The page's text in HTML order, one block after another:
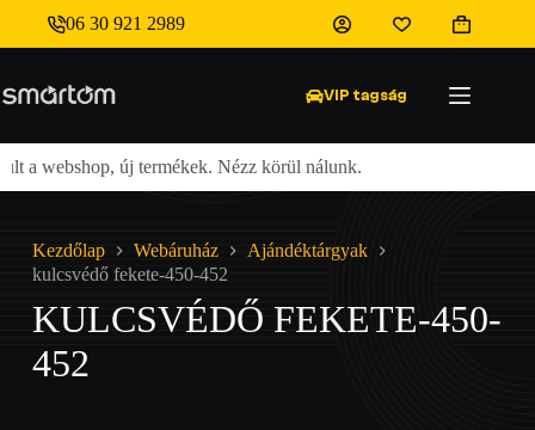
content
06 30 921 2989
Shopping
cart
VIP tagság
a webshop, új termékek. Nézz körül nálunk.
Kezdőlap Webáruház
Ajándéktárgyak
kulcsvédő fekete-450-452
KULCSVÉDŐ FEKETE-450-
452